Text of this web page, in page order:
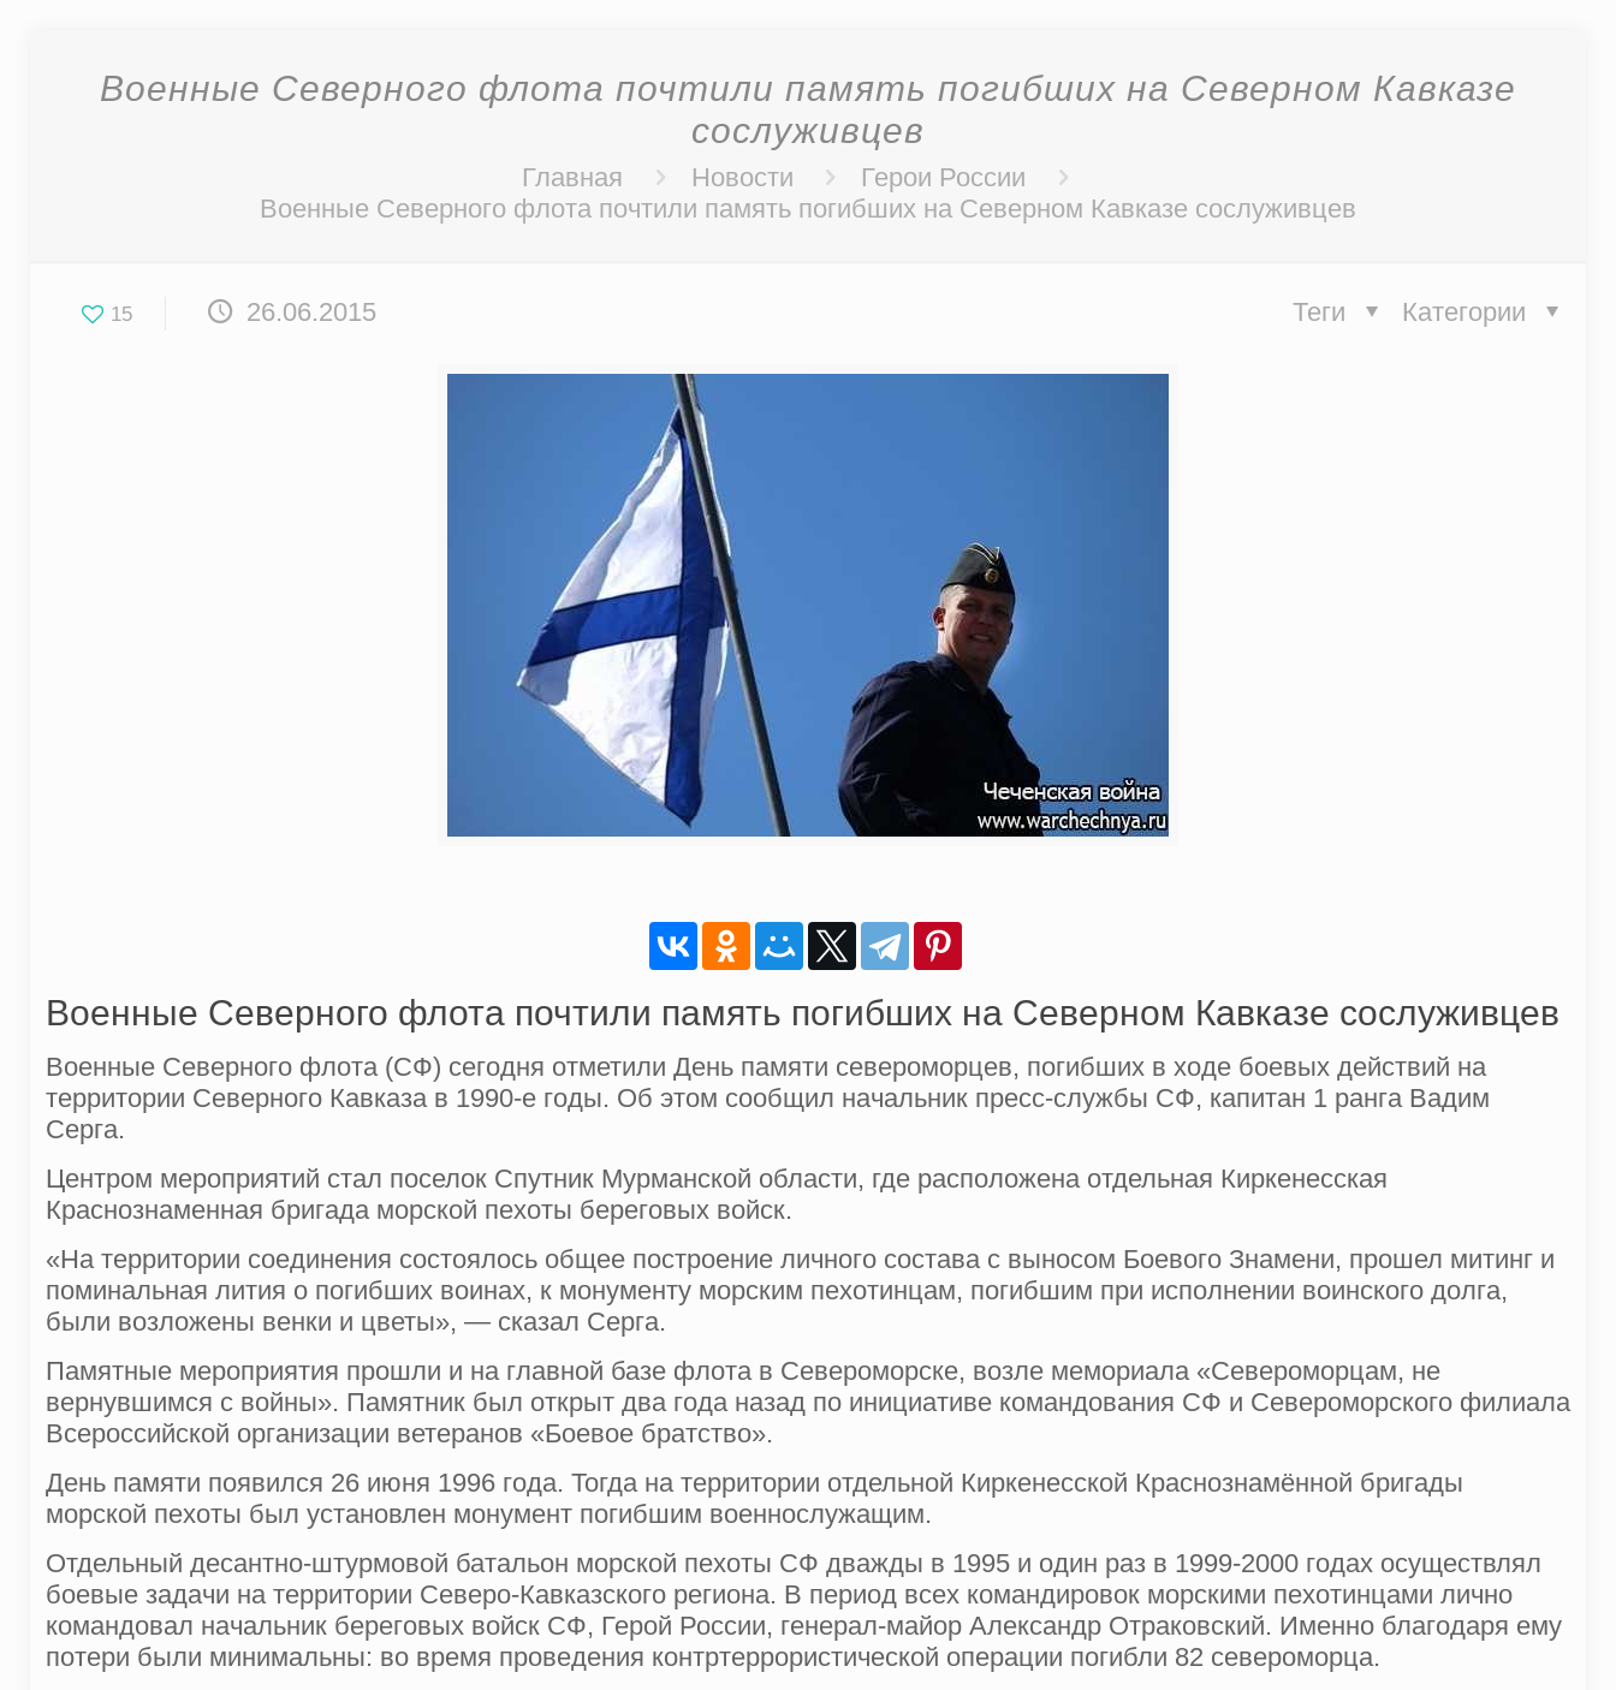
Военные Северного флота почтили память погибших на Северном Кавказе
сослуживцев
Главная Новости
Герои России
Военные Северного флота почтили память погибших на Северном Кавказе сослуживцев
15 26.06.2015 Категории
Теги
Военные Северного флота почтили память погибших на Северном Кавказе сослуживцев
Военные Северного флота (СФ) сегодня отметили День памяти североморцев, погибших в ходе боевых действий на
территории Северного Кавказа в 1990-е годы. Об этом сообщил начальник пресс-службы СФ, капитан 1 ранга Вадим
Серга.
Центром мероприятий стал поселок Спутник Мурманской области, где расположена отдельная Киркенесская
Краснознаменная бригада морской пехоты береговых войск.
«На территории соединения состоялось общее построение личного состава с выносом Боевого Знамени, прошел митинг и
поминальная лития о погибших воинах, к монументу морским пехотинцам, погибшим при исполнении воинского долга,
были возложены венки и цветы», — сказал Серга.
Памятные мероприятия прошли и на главной базе флота в Североморске, возле мемориала «Североморцам, не
вернувшимся с войны». Памятник был открыт два года назад по инициативе командования СФ и Североморского филиала
Всероссийской организации ветеранов «Боевое братство».
День памяти появился 26 июня 1996 года. Тогда на территории отдельной Киркенесской Краснознамённой бригады
морской пехоты был установлен монумент погибшим военнослужащим.
Отдельный десантно-штурмовой батальон морской пехоты СФ дважды в 1995 и один раз в 1999-2000 годах осуществлял
боевые задачи на территории Северо-Кавказского региона. В период всех командировок морскими пехотинцами лично
командовал начальник береговых войск СФ, Герой России, генерал-майор Александр Отраковский. Именно благодаря ему
потери были минимальны: во время проведения контртеррористической операции погибли 82 североморца.